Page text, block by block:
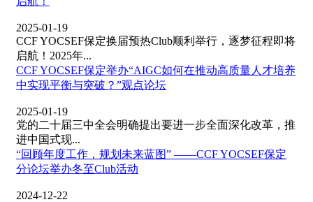
2025-01-19
CCF YOCSEF保定换届预热Club顺利举行，逐梦征程即将
启航！2025年...
CCF YOCSEF保定举办“AIGC如何在推动高质量人才培养
中实现平衡与突破？”观点论坛
2025-01-19
党的二十届三中全会明确提出要进一步全面深化改革，推
进中国式现...
“回顾年度工作，规划未来蓝图” ——CCF YOCSEF保定
分论坛举办冬至Club活动
2024-12-22